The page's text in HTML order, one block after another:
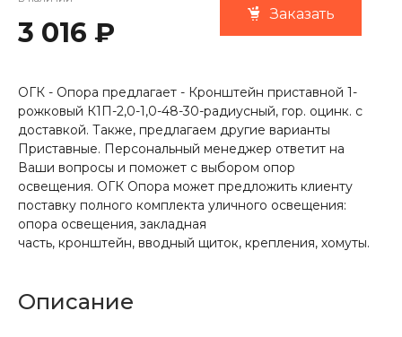
3 016 ₽
Заказать
ОГК - Опора предлагает - Кронштейн приставной 1-
рожковый К1П-2,0-1,0-48-30-радиусный, гор. оцинк. с
доставкой. Также, предлагаем другие варианты
Приставные. Персональный менеджер ответит на
Ваши вопросы и поможет с выбором опор
освещения. ОГК Опора может предложить клиенту
поставку полного комплекта уличного освещения:
опора освещения, закладная
часть, кронштейн, вводный щиток, крепления, хомуты.
Описание